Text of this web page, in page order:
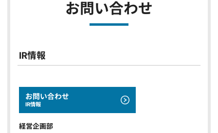
お問い合わせ
IR情報
お問い合わせ
IR情報
経営企画部